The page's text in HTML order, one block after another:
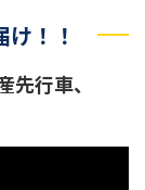
！！
先行車、